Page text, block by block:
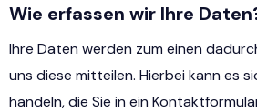
Wie erfassen wir Ihre
Ihre Daten werden zum einen
uns diese mitteilen. Hierbei kann es
handeln, die Sie in ein